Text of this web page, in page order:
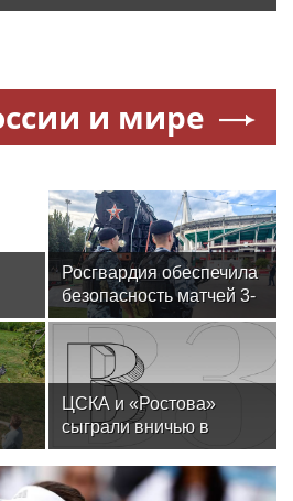
и мире
Росгвардия обеспечила
безопасность матчей 3-
го тура РПЛ в Москве
ЦСКА и «Ростова»
сыграли вничью в
третьем туре РПЛ